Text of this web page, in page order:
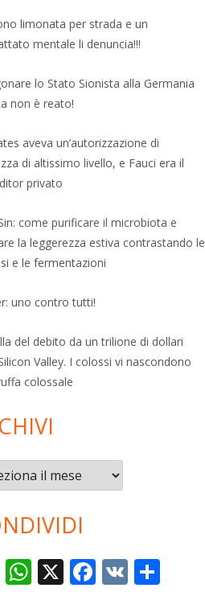
limonata per strada e un
mentale li denuncia!!!
lo Stato Sionista alla Germania
non è reato!
aveva un’autorizzazione di
di altissimo livello, e Fauci era il
privato
come purificare il microbiota e
la leggerezza estiva contrastando le
e le fermentazioni
uno contro tutti!
del debito da un trilione di dollari
Valley. I colossi vi nascondono
colossale
T W X F V